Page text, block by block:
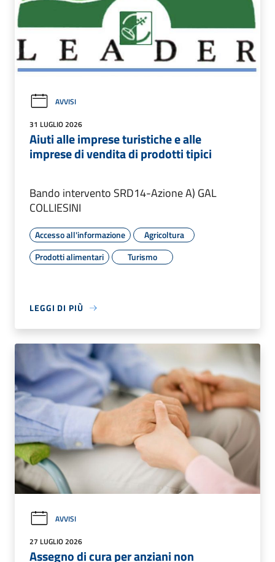
AVVISI
31 LUGLIO 2026
Aiuti alle imprese turistiche e alle
imprese di vendita di prodotti tipici
Bando intervento SRD14-Azione A) GAL
COLLIESINI
Accesso all'informazione
Agricoltura
Prodotti alimentari
Turismo
LEGGI DI PIÙ
AVVISI
27 LUGLIO 2026
Assegno di cura per anziani non